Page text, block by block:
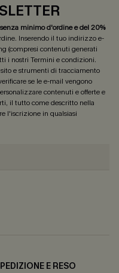
senza minimo d'ordine e del 20%
Inserendo il tuo indirizzo e-
(compresi contenuti generati
i nostri Termini e condizioni.
e strumenti di tracciamento
se le e-mail vengono
contenuti e offerte e
il tutto come descritto nella
l'iscrizione in qualsiasi
E RESO